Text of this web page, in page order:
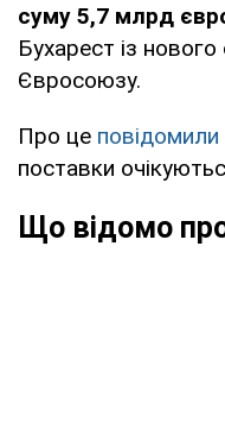
суму 5,7 млрд
Бухарест із
Євросоюзу.
Про це повідомили
поставки
Що відомо